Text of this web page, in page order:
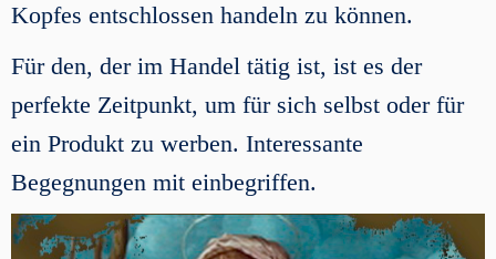
Kopfes entschlossen handeln zu können.
Für den, der im Handel tätig ist, ist es der
perfekte Zeitpunkt, um für sich selbst oder für
ein Produkt zu werben. Interessante
Begegnungen mit einbegriffen.